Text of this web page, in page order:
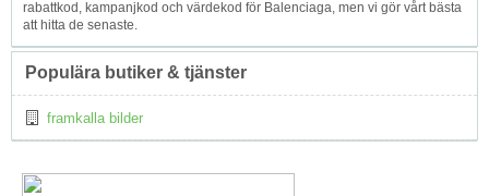
rabattkod, kampanjkod och värdekod för Balenciaga, men vi gör vårt bästa
att hitta de senaste.
Populära butiker & tjänster
framkalla bilder